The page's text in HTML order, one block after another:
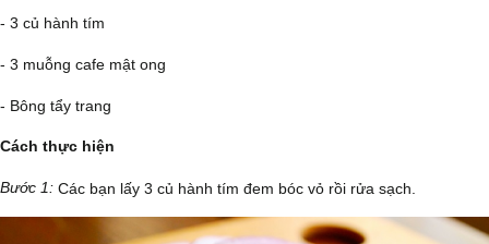
- 3 củ hành tím
- 3 muỗng cafe mật ong
- Bông tẩy trang
Cách thực hiện
Bước 1: Các bạn lấy 3 củ hành tím đem bóc vỏ rồi rửa sạch.